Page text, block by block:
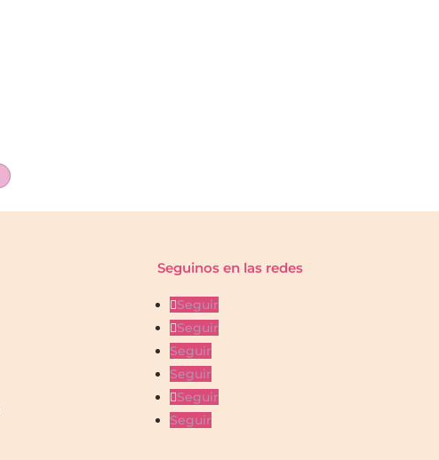
Seguinos en las redes
Seguir
Seguir
Seguir
Seguir
Seguir
Seguir